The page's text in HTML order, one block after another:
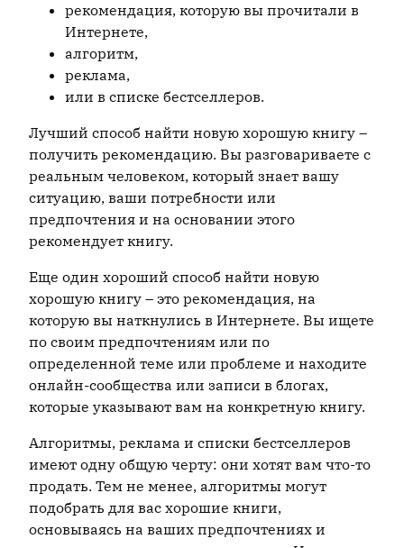
рекомендация, которую вы прочитали в
Интернете,
алгоритм,
реклама,
или в списке бестселлеров.
Лучший способ найти новую хорошую книгу –
получить рекомендацию. Вы разговариваете с
реальным человеком, который знает вашу
ситуацию, ваши потребности или
предпочтения и на основании этого
рекомендует книгу.
Еще один хороший способ найти новую
хорошую книгу – это рекомендация, на
которую вы наткнулись в Интернете. Вы ищете
по своим предпочтениям или по
определенной теме или проблеме и находите
онлайн-сообщества или записи в блогах,
которые указывают вам на конкретную книгу.
Алгоритмы, реклама и списки бестселлеров
имеют одну общую черту: они хотят вам что-то
продать. Тем не менее, алгоритмы могут
подобрать для вас хорошие книги,
основываясь на ваших предпочтениях и